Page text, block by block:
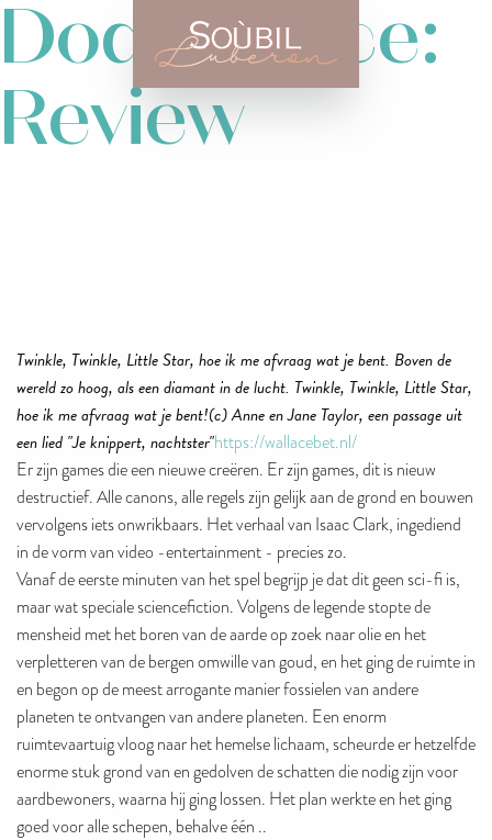
Dode Space:
Review
Twinkle, Twinkle, Little Star, hoe ik me afvraag wat je bent. Boven de
wereld zo hoog, als een diamant in de lucht. Twinkle, Twinkle, Little Star,
hoe ik me afvraag wat je bent!(c) Anne en Jane Taylor, een passage uit
een lied "Je knippert, nachtster"https://wallacebet.nl/
Er zijn games die een nieuwe creëren. Er zijn games, dit is nieuw
destructief. Alle canons, alle regels zijn gelijk aan de grond en bouwen
vervolgens iets onwrikbaars. Het verhaal van Isaac Clark, ingediend
in de vorm van video -entertainment - precies zo.
Vanaf de eerste minuten van het spel begrijp je dat dit geen sci-fi is,
maar wat speciale sciencefiction. Volgens de legende stopte de
mensheid met het boren van de aarde op zoek naar olie en het
verpletteren van de bergen omwille van goud, en het ging de ruimte in
en begon op de meest arrogante manier fossielen van andere
planeten te ontvangen van andere planeten. Een enorm
ruimtevaartuig vloog naar het hemelse lichaam, scheurde er hetzelfde
enorme stuk grond van en gedolven de schatten die nodig zijn voor
aardbewoners, waarna hij ging lossen. Het plan werkte en het ging
goed voor alle schepen, behalve één ..